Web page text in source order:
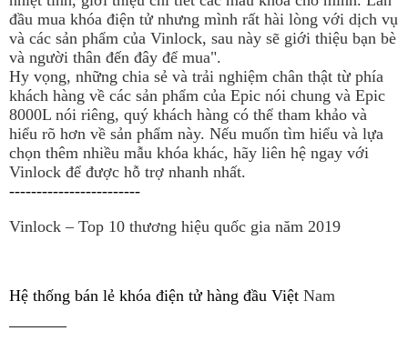
đầu mua khóa điện tử nhưng mình rất hài lòng với dịch vụ
và các sản phẩm của Vinlock, sau này sẽ giới thiệu bạn bè
và người thân đến đây để mua".
Hy vọng, những chia sẻ và trải nghiệm chân thật từ phía
khách hàng về các sản phẩm của Epic nói chung và Epic
8000L nói riêng, quý khách hàng có thể tham khảo và
hiểu rõ hơn về sản phẩm này. Nếu muốn tìm hiểu và lựa
chọn thêm nhiều mẫu khóa khác, hãy liên hệ ngay với
Vinlock để được hỗ trợ nhanh nhất.
------------------------
Vinlock – Top 10 thương hiệu quốc gia năm 2019
Hệ thống bán lẻ khóa điện tử hàng đầu Việt Nam
———–